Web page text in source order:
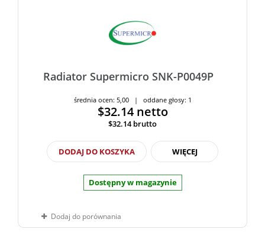
Radiator Supermicro SNK-P0049P
średnia ocen: 5,00 | oddane głosy: 1
$32.14 netto
$32.14brutto
DODAJ DO KOSZYKA WIĘCEJ
Dostępny w magazynie
Dodaj do porównania